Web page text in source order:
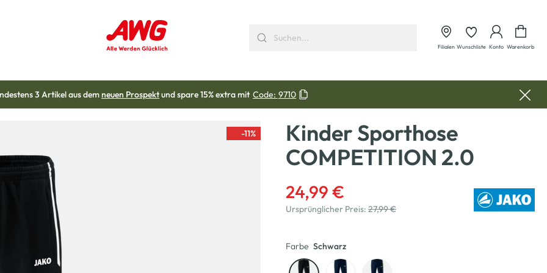
Filialen Wunschliste Konto Warenkorb
3 Artikel aus demneuen Prospektund spare 15% extra mit Code: 9710
-11%
Kinder Sporthose
COMPETITION 2.0
24,99 €
Ursprünglicher Preis: 27,99 €
Farbe Schwarz